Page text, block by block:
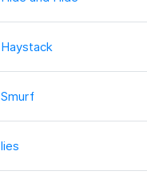
Haystack
Smurf
lies